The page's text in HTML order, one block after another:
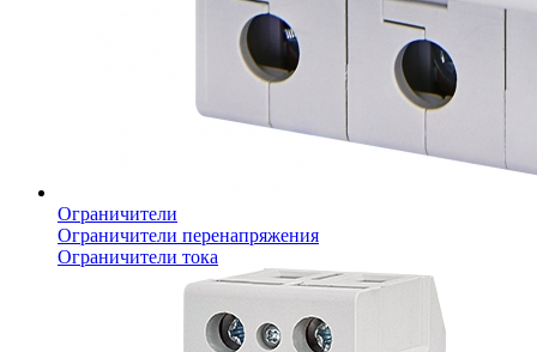
Ограничители
Ограничители перенапряжения
Ограничители тока